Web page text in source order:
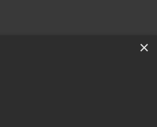
×